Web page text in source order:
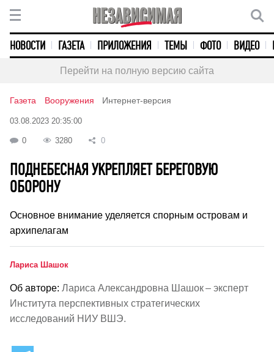
НОВОСТИ ГАЗЕТА ПРИЛОЖЕНИЯ ТЕМЫ ФОТО ВИДЕО
Перейти на полную версию сайта
Газета Вооружения Интернет-версия
03.08.2023 20:35:00
0 3280 0
ПОДНЕБЕСНАЯ УКРЕПЛЯЕТ БЕРЕГОВУЮ
ОБОРОНУ
Основное внимание уделяется спорным островам и
архипелагам
Лариса Шашок
Об авторе: Лариса Александровна Шашок – эксперт
Института перспективных стратегических
исследований НИУ ВШЭ.